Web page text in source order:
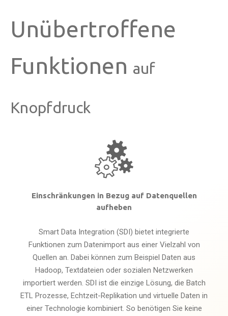
Unübertroffene
Funktionen auf
Knopfdruck
Einschränkungen in Bezug auf Datenquellen
aufheben
Smart Data Integration (SDI) bietet integrierte
Funktionen zum Datenimport aus einer Vielzahl von
Quellen an. Dabei können zum Beispiel Daten aus
Hadoop, Textdateien oder sozialen Netzwerken
importiert werden. SDI ist die einzige Lösung, die Batch
ETL Prozesse, Echtzeit-Replikation und virtuelle Daten in
einer Technologie kombiniert. So benötigen Sie keine